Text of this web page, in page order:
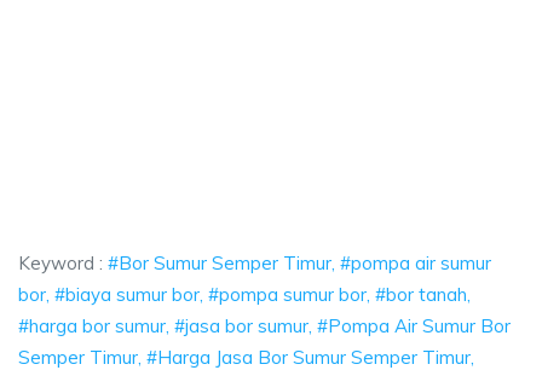
Keyword : #Bor Sumur Semper Timur, #pompa air sumur
bor, #biaya sumur bor, #pompa sumur bor, #bor tanah,
#harga bor sumur, #jasa bor sumur, #Pompa Air Sumur Bor
Semper Timur, #Harga Jasa Bor Sumur Semper Timur,